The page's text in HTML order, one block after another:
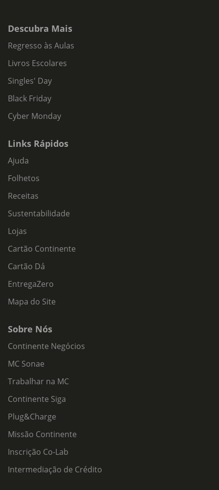
Descubra Mais
Regresso às Aulas
Livros Escolares
Singles' Day
Black Friday
Cyber Monday
Links Rápidos
Ajuda
Folhetos
Receitas
Sustentabilidade
Lojas
Cartão Continente
Cartão Dá
EntregaZero
Mapa do Site
Sobre Nós
Continente Negócios
MC Sonae
Trabalhar na MC
Continente Siga
Plug&Charge
Missão Continente
Inscrição Co-Lab
Intermediação de Crédito